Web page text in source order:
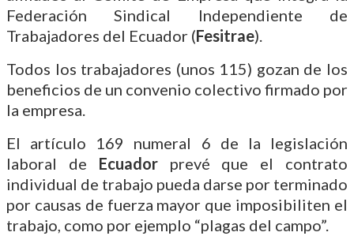
Federación Sindical Independiente de
Trabajadores del Ecuador (Fesitrae).
Todos los trabajadores (unos 115) gozan de los
beneficios de un convenio colectivo firmado por
la empresa.
El artículo 169 numeral 6 de la legislación
laboral de Ecuadorprevé que el contrato
individual de trabajo pueda darse por terminado
por causas de fuerza mayor que imposibiliten el
trabajo, como por ejemplo “plagas del campo”.